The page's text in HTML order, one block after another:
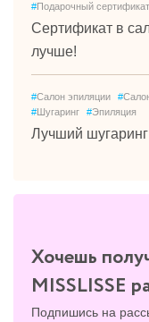
#Подарочный
Сертификат в
лучше!
#Салон эпиляции #
#Шугаринг #Эпиляция
Лучший
Хочешь
MISSLISSE
Подпишись на